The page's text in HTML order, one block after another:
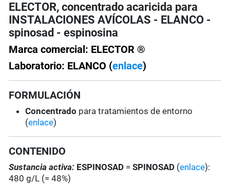
ELECTOR, concentrado acaricida para
INSTALACIONES AVÍCOLAS - ELANCO -
spinosad - espinosina
Marca comercial: ELECTOR ®
Laboratorio: ELANCO (enlace)
FORMULACIÓN
Concentrado para tratamientos de entorno
(enlace)
CONTENIDO
Sustancia activa: ESPINOSAD =SPINOSAD (enlace):
480 g/L (= 48%)